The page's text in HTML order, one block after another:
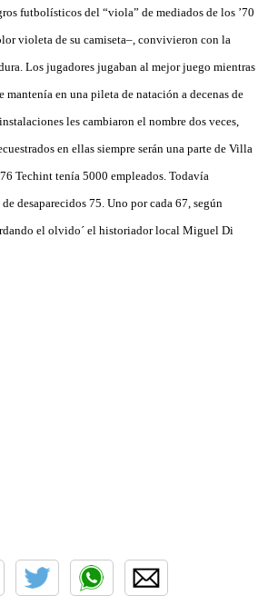
futbolísticos del “viola” de mediados de los ’70
violeta de su camiseta–, convivieron con la
Los jugadores jugaban al mejor juego mientras
mantenía en una pileta de natación a decenas de
les cambiaron el nombre dos veces,
en ellas siempre serán una parte de Villa
Techint tenía 5000 empleados. Todavía
desaparecidos 75. Uno por cada 67, según
el olvido´ el historiador local Miguel Di